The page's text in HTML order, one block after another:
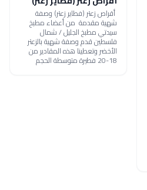
أقراص زعتر (فطاير زعتر) وصفة
شهية مقدمة من أعضاء مطبخ
سيدتي مطبخ الجليل / شمال
فلسطين قدم وصفة شهية بالزعتر
الأخضر وتعطينا هذه المقادير من
18-20 فطيرة متوسطة الحجم